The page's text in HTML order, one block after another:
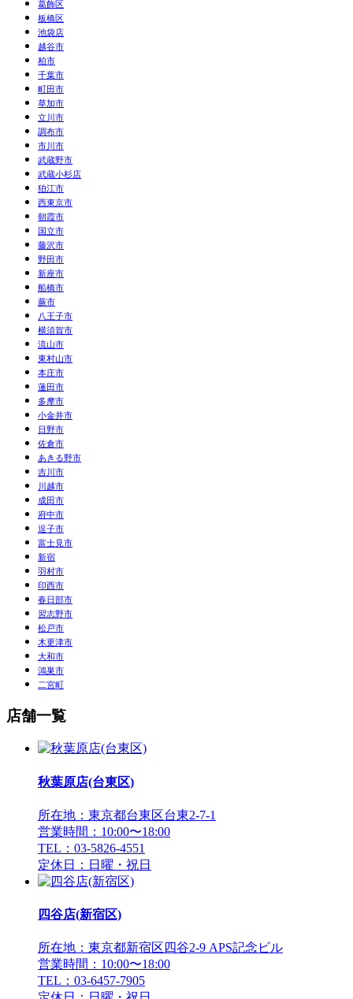
葛飾区
板橋区
池袋店
越谷市
柏市
千葉市
町田市
草加市
立川市
調布市
市川市
武蔵野市
武蔵小杉店
狛江市
西東京市
朝霞市
国立市
藤沢市
野田市
新座市
船橋市
蕨市
八王子市
横須賀市
流山市
東村山市
本庄市
蓮田市
多摩市
小金井市
日野市
佐倉市
あきる野市
吉川市
川越市
成田市
府中市
逗子市
富士見市
新宿
羽村市
印西市
春日部市
習志野市
松戸市
木更津市
大和市
鴻巣市
二宮町
店舗一覧
秋葉原店(台東区)
所在地：東京都台東区台東2-7-1
営業時間：10:00〜18:00
TEL：03-5826-4551
定休日：日曜・祝日
四谷店(新宿区)
所在地：東京都新宿区四谷2-9 APS記念ビル
営業時間：10:00〜18:00
TEL：03-6457-7905